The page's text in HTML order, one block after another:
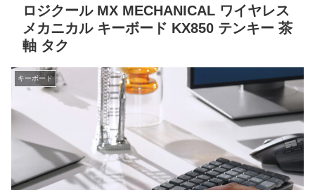
ロジクール MX MECHANICAL ワイヤレス
メカニカル キーボード KX850 テンキー 茶
軸 タク
キーボード